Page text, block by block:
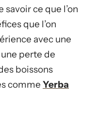
ce que l’on
que l’on
avec une
perte de
boissons
comme Yerba